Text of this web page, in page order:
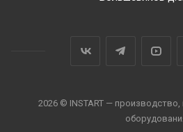
2026 © INSTART —